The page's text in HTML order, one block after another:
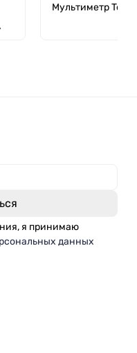
Мультиметр
я принимаю
данных